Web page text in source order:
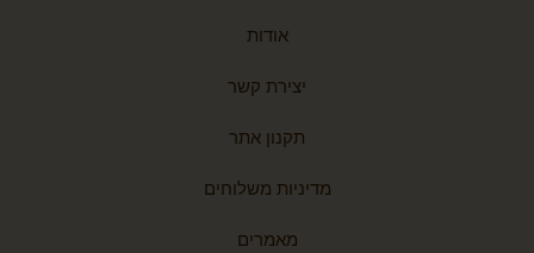
אודות
יצירת קשר
תקנון אתר
מדיניות משלוחים
מאמרים